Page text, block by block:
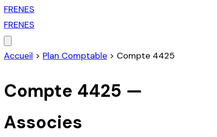
FRENES
FRENES
Accueil > Plan Comptable > Compte 4425
Compte 4425 —
Associes